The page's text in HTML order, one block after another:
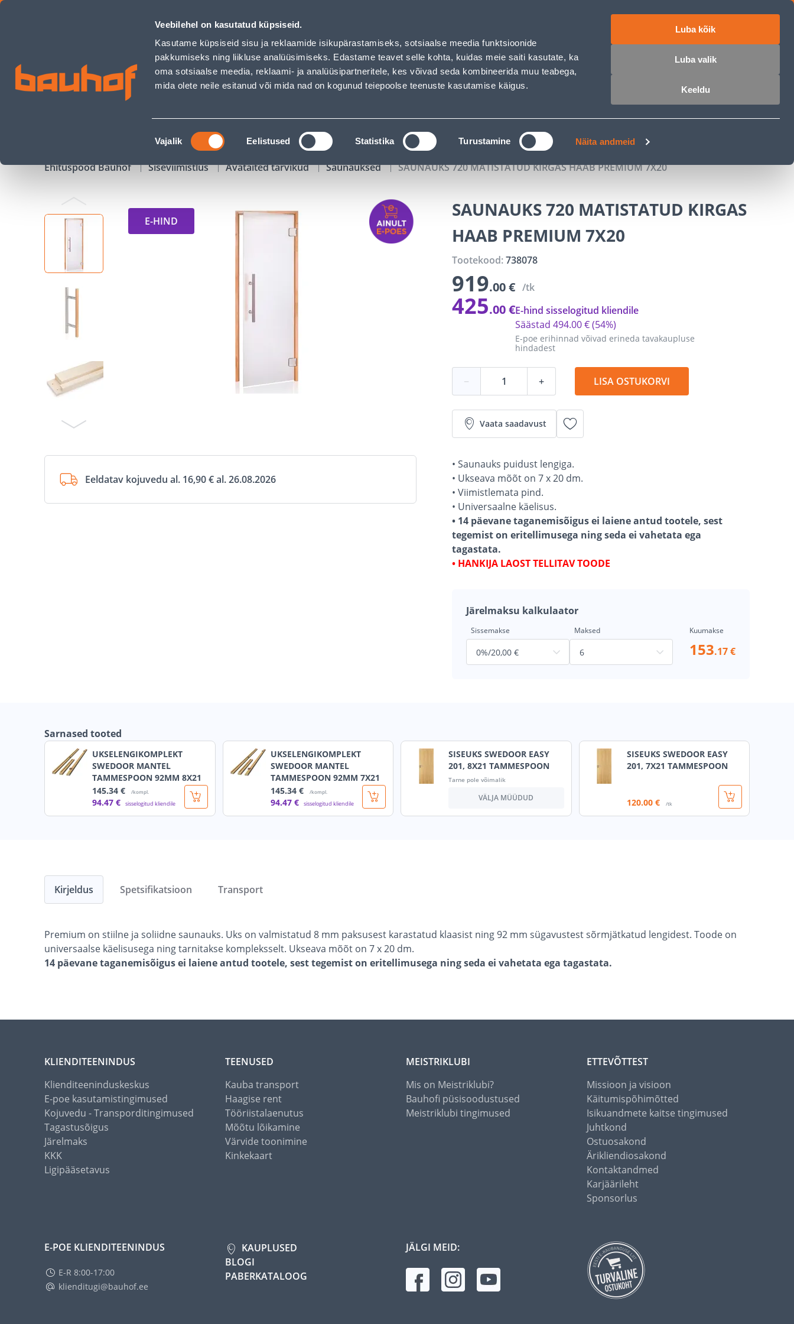
Veebilehel on kasutatud küpsiseid.
Kasutame küpsiseid sisu ja reklaamide isikupärastamiseks, sotsiaalse meedia funktsioonide
pakkumiseks ning liikluse analüüsimiseks. Edastame teavet selle kohta, kuidas meie saiti kasutate, ka
oma sotsiaalse meedia, reklaami- ja analüüsipartneritele, kes võivad seda kombineerida muu teabega,
mida olete neile esitanud või mida nad on kogunud teiepoolse teenuste kasutamise käigus.
Nõusoleku
valik
Vajalik Eelistused Statistika Turustamine Näita andmeid
Luba kõik
Luba valik
Keeldu
SAUNAUKS 720 MATISTATUD KIRGAS HAAB PREMIUM 7X20 - Bauhof has loaded
Äriklienditeenindus Klienditeenindus Teenused Karjäärileht
OTSI Logi sisse
KAMPAANIAD KATALOOGID TÖÖRIISTALAENUTUS JÄRELMAKS
Ehituspood Bauhof Siseviimistlus Avataited tarvikud Saunauksed SAUNAUKS 720 MATISTATUD KIRGAS HAAB PREMIUM 7X20
E-HIND
Eeldatav kojuvedu al. 16,90 € al. 26.08.2026
SAUNAUKS 720 MATISTATUD KIRGAS
HAAB PREMIUM 7X20
Tootekood:738078
919.00 € /tk
425.00 €
E-poe erihinnad võivad erineda tavakaupluse
hindadest
Säästad 494.00 €(54%)
E-hind sisselogitud kliendile
− + LISA OSTUKORVI
Vaata saadavust
• Saunauks puidust lengiga.
• Ukseava mõõt on 7 x 20 dm.
• Viimistlemata pind.
• Universaalne käelisus.
• 14 päevane taganemisõigus ei laiene antud tootele, sest
tegemist on eritellimusega ning seda ei vahetata ega
tagastata.
• HANKIJA LAOST TELLITAV TOODE
Järelmaksu kalkulaator
Sissemakse Maksed Kuumakse
153.17 €
Sarnased tooted
UKSELENGIKOMPLEKT
SWEDOOR MANTEL
TAMMESPOON 92MM 8X21
145.34 € /kompl.
94.47 € sisselogitud kliendile
UKSELENGIKOMPLEKT
SWEDOOR MANTEL
TAMMESPOON 92MM 7X21
145.34 € /kompl.
94.47 € sisselogitud kliendile
SISEUKS SWEDOOR EASY
201, 8X21 TAMMESPOON
Tarne pole võimalik
VÄLJA MÜÜDUD
SISEUKS SWEDOOR EASY
201, 7X21 TAMMESPOON
120.00 € /tk
Kirjeldus
Premium on stiilne ja soliidne saunauks. Uks on valmistatud 8 mm paksusest karastatud klaasist ning 92 mm sügavustest sõrmjätkatud lengidest. Toode on
universaalse käelisusega ning tarnitakse kompleksselt. Ukseava mõõt on 7 x 20 dm.
14 päevane taganemisõigus ei laiene antud tootele, sest tegemist on eritellimusega ning seda ei vahetata ega tagastata.
Spetsifikatsioon Transport
KLIENDITEENINDUS
Klienditeeninduskeskus
E-poe kasutamistingimused
Kojuvedu - Transporditingimused
Tagastusõigus
Järelmaks
KKK
Ligipääsetavus
TEENUSED
Kauba transport
Haagise rent
Tööriistalaenutus
Mõõtu lõikamine
Värvide toonimine
Kinkekaart
MEISTRIKLUBI
Mis on Meistriklubi?
Bauhofi püsisoodustused
Meistriklubi tingimused
ETTEVÕTTEST
Missioon ja visioon
Käitumispõhimõtted
Isikuandmete kaitse tingimused
Juhtkond
Ostuosakond
Ärikliendiosakond
Kontaktandmed
Karjäärileht
Sponsorlus
E-POE KLIENDITEENINDUS
E-R 8:00-17:00
klienditugi@bauhof.ee
KAUPLUSED
BLOGI
PABERKATALOOG
JÄLGI MEID: